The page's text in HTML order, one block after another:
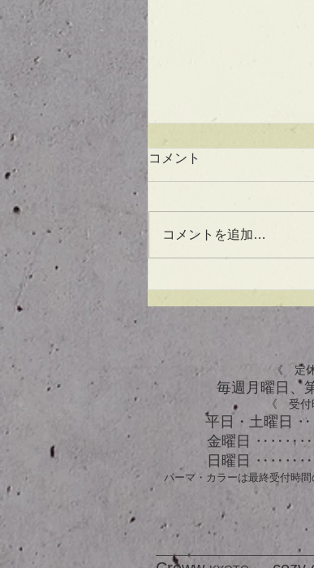
バスオイル★
コメント
コメントを追加…
《 定
毎週月曜日、​
《 受
平日・土曜日
金曜日
日曜日
パーマ・カラーは最終受付時